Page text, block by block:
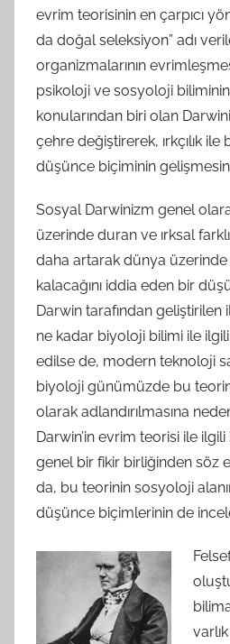
evrim teorisinin en çarpıcı
da doğal seleksiyon” adı
organizmalarının
psikoloji ve sosyoloji
konularından biri olan
çehre değiştirerek, ırkçılık ile
düşünce biçiminin gelişmesini
Sosyal Darwinizm genel
üzerinde duran ve ırksal
daha artarak dünya üzerinde
kalacağını iddia eden bir
Darwin tarafından
ne kadar biyoloji bilimi ile
edilse de, modern teknoloji
biyoloji günümüzde bu
olarak adlandırılmasına
Darwin’in evrim teorisi ile
genel bir fikir birliğinden söz
da, bu teorinin sosyoloji
düşünce biçimlerinin de